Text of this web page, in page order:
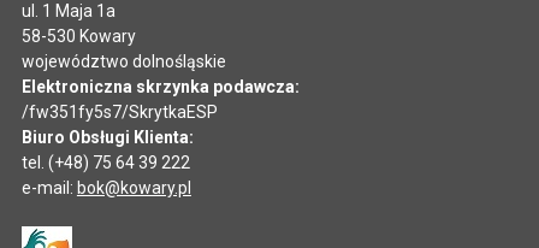
ul. 1 Maja 1a
58-530 Kowary
województwo dolnośląskie
Elektroniczna skrzynka podawcza:
/fw351fy5s7/SkrytkaESP
Biuro Obsługi Klienta:
tel. (+48) 75 64 39 222
e-mail: bok@kowary.pl